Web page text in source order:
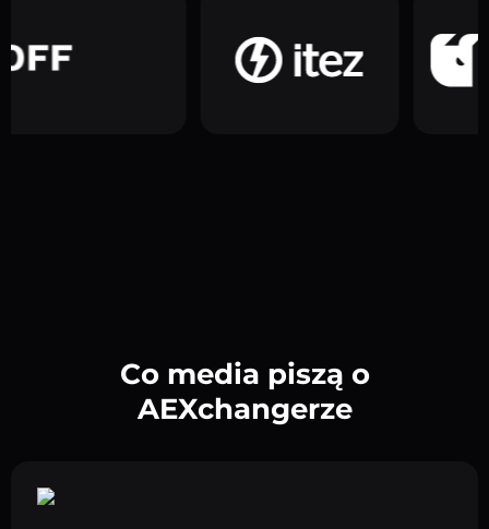
Co media piszą o
AEXchangerze